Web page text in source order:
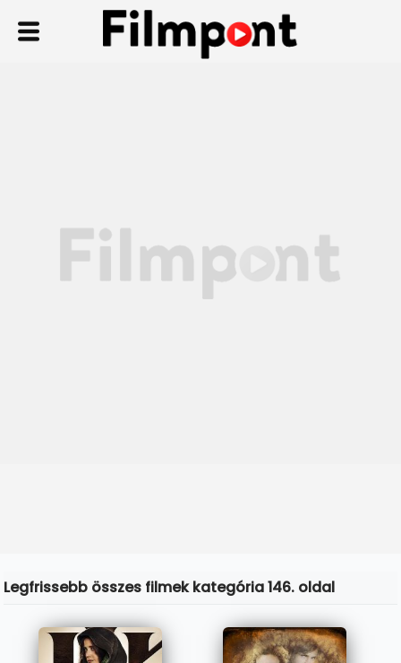
Legfrissebb összes filmek kategória 146. oldal